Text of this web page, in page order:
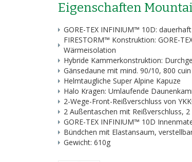
Eigenschaften
GORE-TEX INFINIUM™ 10D:
FIRESTORM™ Konstruktion: GORE-
Wärmeisolation
Hybride Kammerkonstruktion:
Gänsedaune mit mind. 90/10, 800 cuin
Helmtaugliche Super Alpine Kapuze
Halo Kragen: Umlaufende
2-Wege-Front-Reißverschluss von
2 Außentaschen mit Reißverschluss,
GORE-TEX INFINIUM™ 10D
Bündchen mit Elastansaum,
Gewicht: 610g